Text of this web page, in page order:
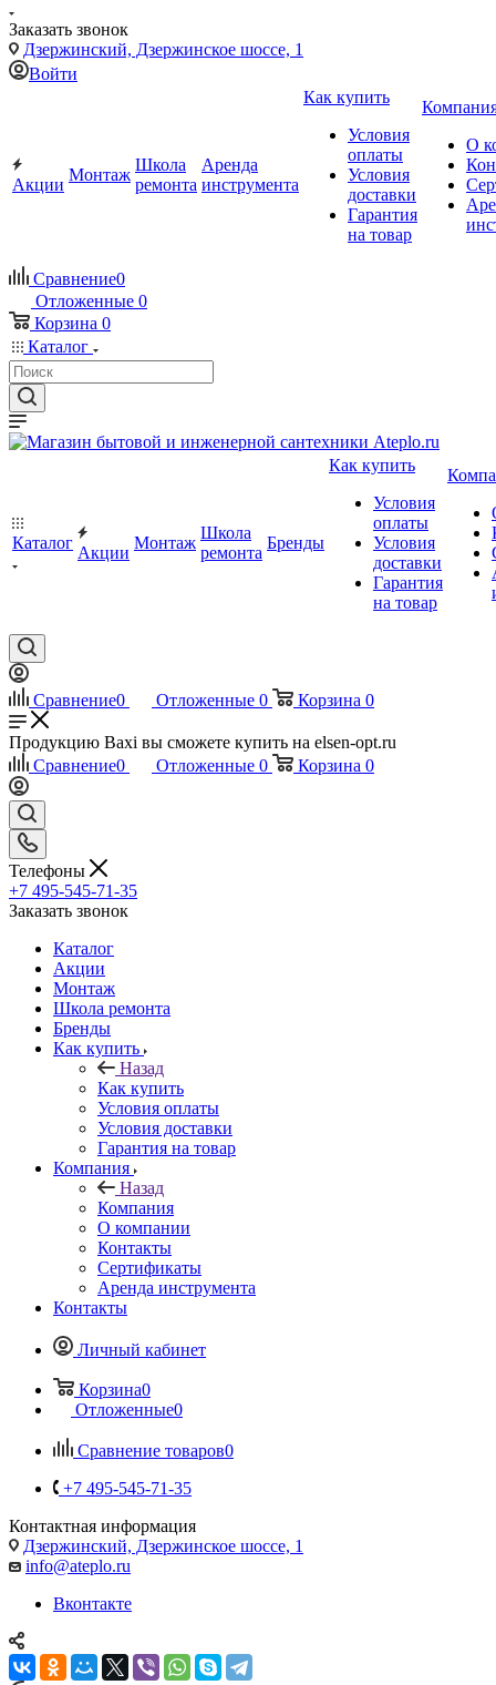
Заказать звонок
Дзержинский, Дзержинское шоссе, 1
Войти
Акции
Монтаж
Школа
ремонта
Аренда
инструмента
Как купить
Условия
оплаты
Условия
доставки
Гарантия
на товар
О
Сравнение0
Отложенные 0
Корзина 0
Каталог
Каталог
Акции
Монтаж
Школа
ремонта
Бренды
Как купить
Условия
оплаты
Условия
доставки
Гарантия
на товар
Сравнение0 Отложенные 0 Корзина 0
Продукцию Baxi вы сможете купить на elsen-opt.ru
Сравнение0 Отложенные 0 Корзина 0
Телефоны
+7 495-545-71-35
Заказать звонок
Каталог
Акции
Монтаж
Школа ремонта
Бренды
Как купить
Назад
Как купить
Условия оплаты
Условия доставки
Гарантия на товар
Компания
Назад
Компания
О компании
Контакты
Сертификаты
Аренда инструмента
Контакты
Личный кабинет
Корзина0
Отложенные0
Сравнение товаров0
+7 495-545-71-35
Контактная информация
Дзержинский, Дзержинское шоссе, 1
info@ateplo.ru
Вконтакте